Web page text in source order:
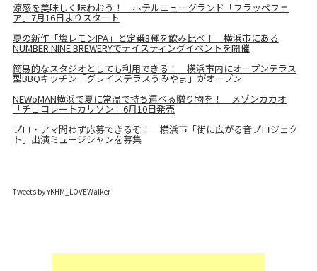
涼感を美味しく味わおう！ ホテルニューグランド「フラッペフェ
ア」7月16日よりスタート
夏の新作「塩レモンIPA」と定番3種を飲み比べ！ 横浜市にある
NUMBER NINE BREWERYでテイスティングイベントを開催
簡易的なスタジオとしても利用できる！ 横浜市内にオープンテラス
型BBQキッチン「グレイステラスうみやま」がオープン
NEWoMAN横浜で夏に常温で持ち運べる贈り物を！ メゾンカカオ
「チョコレートカリソン」6月10日発売
プロ・アマ問わず応募できるぞ！ 横浜市「街に広がる音プロジェク
ト」出演ミュージシャンを募集
Tweets by YKHM_LOVEWalker